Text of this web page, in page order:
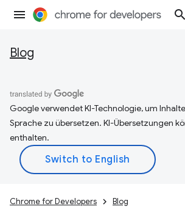
Blog
Google verwendet KI-Technologie, um
Sprache zu übersetzen. KI-Übersetzungen
enthalten.
Chrome for Developers Blog